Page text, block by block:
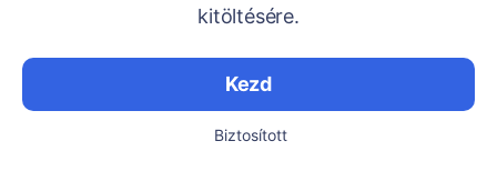
kitöltésére.
Kezd
Biztosított